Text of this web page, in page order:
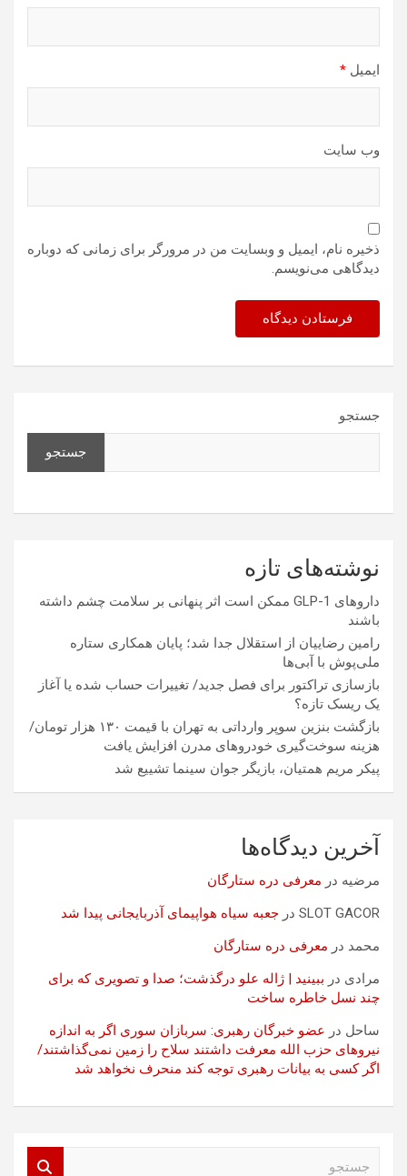
ایمیل *
وب‌ سایت
ذخیره نام، ایمیل و وبسایت من در مرورگر برای زمانی که دوباره
دیدگاهی می‌نویسم.
جستجو
جستجو
نوشته‌های تازه
داروهای GLP-1 ممکن است اثر پنهانی بر سلامت چشم داشته
باشند
رامین رضاییان از استقلال جدا شد؛ پایان همکاری ستاره
ملی‌پوش با آبی‌ها
بازسازی تراکتور برای فصل جدید/ تغییرات حساب شده یا آغاز
یک ریسک تازه؟
بازگشت بنزین سوپر وارداتی به تهران با قیمت ۱۳۰ هزار تومان/
هزینه سوخت‌گیری خودرو‌های مدرن افزایش یافت
پیکر مریم همتیان، بازیگر جوان سینما تشییع شد
آخرین دیدگاه‌ها
مرضیه در معرفی دره ستارگان
SLOT GACOR در جعبه سیاه هواپیمای آذربایجانی پیدا شد
محمد در معرفی دره ستارگان
مرادی در ببینید | ژاله علو درگذشت؛ صدا و تصویری که برای
چند نسل خاطره ساخت
ساحل در عضو خبرگان رهبری: سربازان سوری اگر به اندازه
نیروهای حزب الله معرفت داشتند سلاح را زمین نمی‌گذاشتند/
اگر کسی به بیانات رهبری توجه کند منحرف نخواهد شد